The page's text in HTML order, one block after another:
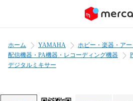
ホーム YAMAHA ホビー・楽器・アー
配信機器・PA機器・レコーディング機器
デジタルミキサー